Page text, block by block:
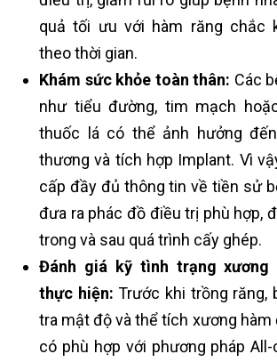
quả tối ưu với hàm răng chắc
theo thời gian.
Khám sức khỏe toàn thân: Các
như tiểu đường, tim mạch
thuốc lá có thể ảnh hưởng
thương và tích hợp Implant. Vì
cấp đầy đủ thông tin về tiền sử
đưa ra phác đồ điều trị phù hợp,
trong và sau quá trình cấy ghép.
Đánh giá kỹ tình trạng xương
thực hiện:Trước khi trồng răng,
tra mật độ và thể tích xương hàm
có phù hợp với phương pháp All-